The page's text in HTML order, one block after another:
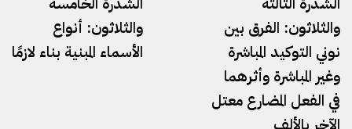
والثلاثون: الفرق بين
نوني التوكيد المباشرة
وغير المباشرة وأثرهما
في الفعل المضارع معتل
الآخر بالألف
والثلاثون: أنواع
الأسماء المبنية بناء لازمًا